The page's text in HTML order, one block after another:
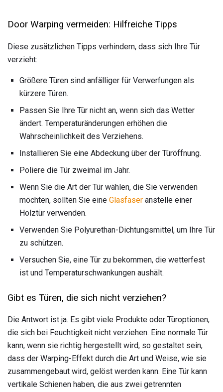
Door Warping vermeiden: Hilfreiche Tipps
Diese zusätzlichen Tipps verhindern, dass sich Ihre Tür
verzieht:
Größere Türen sind anfälliger für Verwerfungen als
kürzere Türen.
Passen Sie Ihre Tür nicht an, wenn sich das Wetter
ändert. Temperaturänderungen erhöhen die
Wahrscheinlichkeit des Verziehens.
Installieren Sie eine Abdeckung über der Türöffnung.
Poliere die Tür zweimal im Jahr.
Wenn Sie die Art der Tür wählen, die Sie verwenden
möchten, sollten Sie eine Glasfaser anstelle einer
Holztür verwenden.
Verwenden Sie Polyurethan-Dichtungsmittel, um Ihre Tür
zu schützen.
Versuchen Sie, eine Tür zu bekommen, die wetterfest
ist und Temperaturschwankungen aushält.
Gibt es Türen, die sich nicht verziehen?
Die Antwort ist ja. Es gibt viele Produkte oder Türoptionen,
die sich bei Feuchtigkeit nicht verziehen. Eine normale Tür
kann, wenn sie richtig hergestellt wird, so gestaltet sein,
dass der Warping-Effekt durch die Art und Weise, wie sie
zusammengebaut wird, gelöst werden kann. Eine Tür kann
vertikale Schienen haben, die aus zwei getrennten